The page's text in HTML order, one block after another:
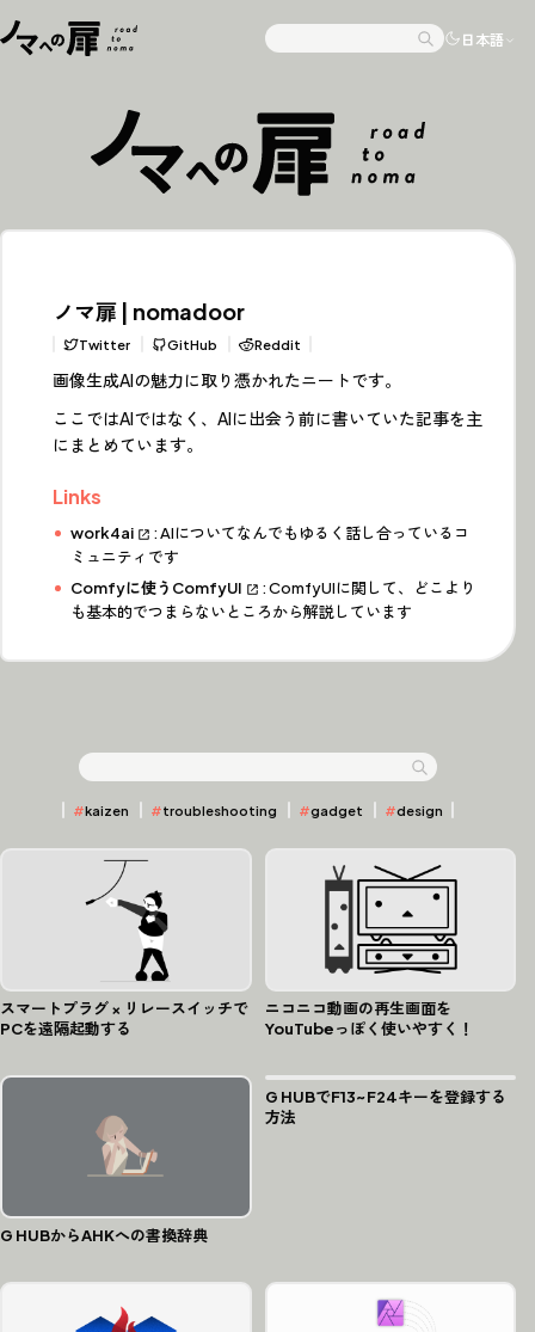
Search
日本語
ノマ扉 | nomadoor
Twitter GitHub Reddit
画像生成AIの魅力に取り憑かれたニートです。
ここではAIではなく、AIに出会う前に書いていた記事を主
にまとめています。
Links
work4ai
: AIについてなんでもゆるく話し合っているコ
ミュニティです
Comfyに使うComfyUI
: ComfyUIに関して、どこより
も基本的でつまらないところから解説しています
Articles記事検索 ⌕
#kaizen #troubleshooting #gadget #design
スマートプラグ × リレースイッチで
PCを遠隔起動する
ニコニコ動画の再生画面を
YouTubeっぽく使いやすく！
G HUBからAHKへの書換辞典
G HUBでF13~F24キーを登録する
方法